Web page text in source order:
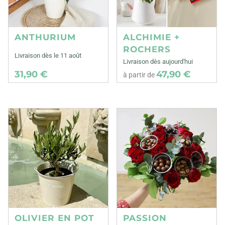
ANTHURIUM
Livraison dès le 11 août
31,90 €
ALCHIMIE +
ROCHERS
Livraison dès aujourd'hui
à partir de47,90 €
OLIVIER EN POT
PASSION